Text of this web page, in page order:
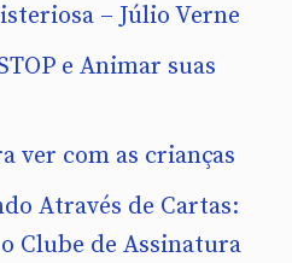
– Júlio Verne
e Animar suas
ver com as crianças
Através de Cartas:
Clube de Assinatura